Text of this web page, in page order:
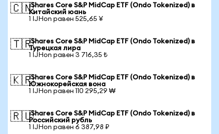
🇨🇳iShares Core S&P MidCap ETF (Ondo Tokenized) в
Китайский юань
1 IJHon равен 525,65 ¥
🇹🇷iShares Core S&P MidCap ETF (Ondo Tokenized) в
Турецкая лира
1 IJHon равен 3 716,35 ₺
🇰🇷iShares Core S&P MidCap ETF (Ondo Tokenized) в
Южнокорейская вона
1 IJHon равен 110 295,29 ₩
🇷🇺iShares Core S&P MidCap ETF (Ondo Tokenized) в
Российский рубль
1 IJHon равен 6 387,98 ₽